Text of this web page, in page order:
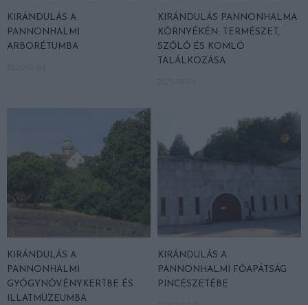
KIRÁNDULÁS A
PANNONHALMI
ARBORÉTUMBA
KIRÁNDULÁS PANNONHALMA
KÖRNYÉKÉN: TERMÉSZET,
SZŐLŐ ÉS KOMLÓ
TALÁLKOZÁSA
KIRÁNDULÁS A
PANNONHALMI
GYÓGYNÖVÉNYKERTBE ÉS
ILLATMÚZEUMBA
KIRÁNDULÁS A
PANNONHALMI FŐAPÁTSÁG
PINCÉSZETÉBE